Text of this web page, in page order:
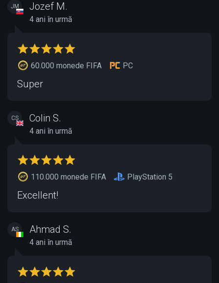
JM Jozef M.
4 ani în urmă
60.000 monede FIFA PC
Super
CS Colin S.
4 ani în urmă
110.000 monede FIFA PlayStation 5
Excellent!
AS Ahmad S.
4 ani în urmă